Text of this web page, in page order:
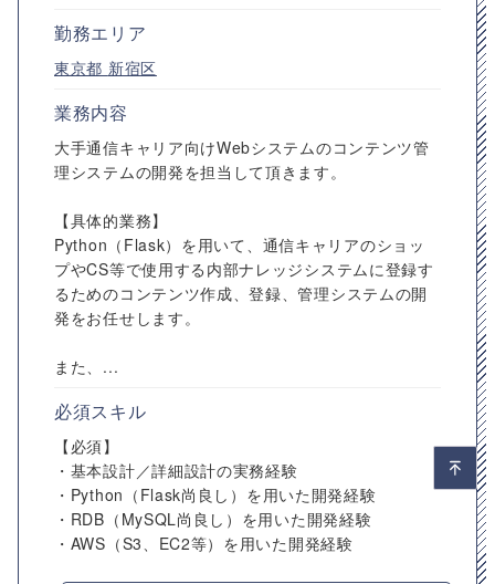
勤務エリア
東京都 新宿区
業務内容
大手通信キャリア向けWebシステムのコンテンツ管
理システムの開発を担当して頂きます。
【具体的業務】
Python（Flask）を用いて、通信キャリアのショッ
プやCS等で使用する内部ナレッジシステムに登録す
るためのコンテンツ作成、登録、管理システムの開
発をお任せします。
また、...
必須スキル
【必須】
・基本設計／詳細設計の実務経験
・Python（Flask尚良し）を用いた開発経験
・RDB（MySQL尚良し）を用いた開発経験
・AWS（S3、EC2等）を用いた開発経験